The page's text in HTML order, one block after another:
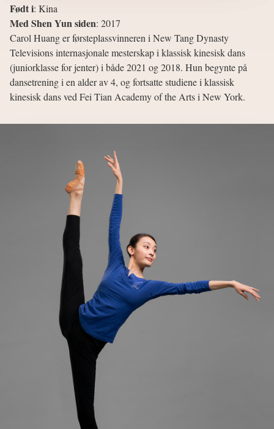
Født i: Kina
Med Shen Yun siden: 2017
Carol Huang er førsteplassvinneren i New Tang Dynasty
Televisions internasjonale mesterskap i klassisk kinesisk dans
(juniorklasse for jenter) i både 2021 og 2018. Hun begynte på
dansetrening i en alder av 4, og fortsatte studiene i klassisk
kinesisk dans ved Fei Tian Academy of the Arts i New York.